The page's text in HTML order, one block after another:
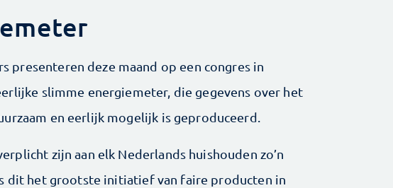
presenteren deze maand op een congres in
slimme energiemeter, die gegevens over het
en eerlijk mogelijk is geproduceerd.
zijn aan elk Nederlands huishouden zo’n
dit het grootste initiatief van faire producten in